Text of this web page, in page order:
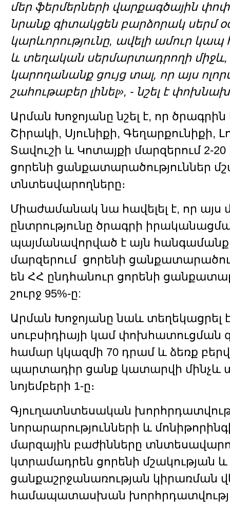
մեր ֆերմերների վարքագծային
նրանք գիտակցեն բարձորակ սերմ
կարևորությունը, ավելի ամուր
և տեղական սերմարտադրողի միջև,
կարողանանք ցույց տալ, որ այս
շահութաբեր լինել», - նշել է
Արման Խոջոյանը նշել է, որ
Շիրակի, Սյունիքի, Գեղարքունիքի,
Տավուշի և Կոտայքի մարզերում 2-
ցորենի ցանքատարածություններ
տնտեսվարողները։
Միաժամանակ նա հավելել է, որ այս
ընտրությունը ծրագրի
պայմանավորված է այն
մարզերում ցորենի
են ՀՀ ընդհանուր ցորենի
շուրջ 95%-ը:
Արման Խոջոյանը նաև տեղեկացրել
սուբսիդիայի կամ փոխհատուցման
համար կկազմի 70 դրամ և ձեռք
պարտադիր ցանք կատարվի մինչև
նոյեմբերի 1-ը։
Գյուղատնտեսական
նորարարությունների և
մարզային բաժինները
կտրամադրեն ցորենի մշակության և
ցանքաշրջանառության կիրառման
համապատասխան